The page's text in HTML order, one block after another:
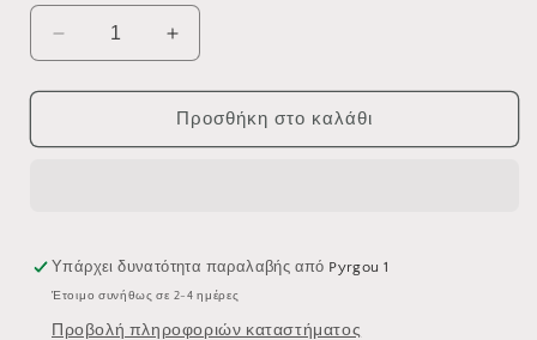
Μείωση
ποσότητας
για
VERDI
Αύξηση
ποσότητας
για
ΕΤΑΖΕΡΑ
VERDI
Προσθήκη στο καλάθι
Υπάρχει δυνατότητα παραλαβής από Pyrgou 1
Έτοιμο συνήθως σε 2-4 ημέρες
Προβολή πληροφοριών καταστήματος